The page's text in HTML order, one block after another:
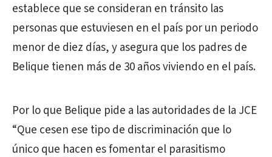
establece que se consideran en tránsito las
personas que estuviesen en el país por un periodo
menor de diez días, y asegura que los padres de
Belique tienen más de 30 años viviendo en el país.
Por lo que Belique pide a las autoridades de la JCE
“Que cesen ese tipo de discriminación que lo
único que hacen es fomentar el parasitismo